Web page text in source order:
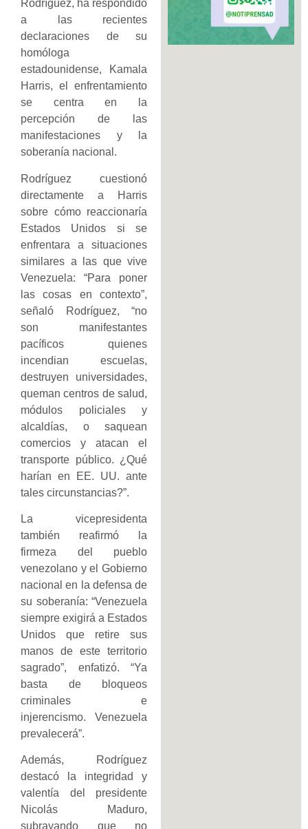
Rodríguez, ha respondido
a las recientes
declaraciones de su
homóloga
estadounidense, Kamala
Harris, el enfrentamiento
se centra en la
percepción de las
manifestaciones y la
soberanía nacional.
Rodríguez cuestionó
directamente a Harris
sobre cómo reaccionaría
Estados Unidos si se
enfrentara a situaciones
similares a las que vive
Venezuela: “Para poner
las cosas en contexto”,
señaló Rodríguez, “no
son manifestantes
pacíficos quienes
incendian escuelas,
destruyen universidades,
queman centros de salud,
módulos policiales y
alcaldías, o saquean
comercios y atacan el
transporte público. ¿Qué
harían en EE. UU. ante
tales circunstancias?”.
La vicepresidenta
también reafirmó la
firmeza del pueblo
venezolano y el Gobierno
nacional en la defensa de
su soberanía: “Venezuela
siempre exigirá a Estados
Unidos que retire sus
manos de este territorio
sagrado”, enfatizó. “Ya
basta de bloqueos
criminales e
injerencismo. Venezuela
prevalecerá”.
Además, Rodríguez
destacó la integridad y
valentía del presidente
Nicolás Maduro,
subrayando que no